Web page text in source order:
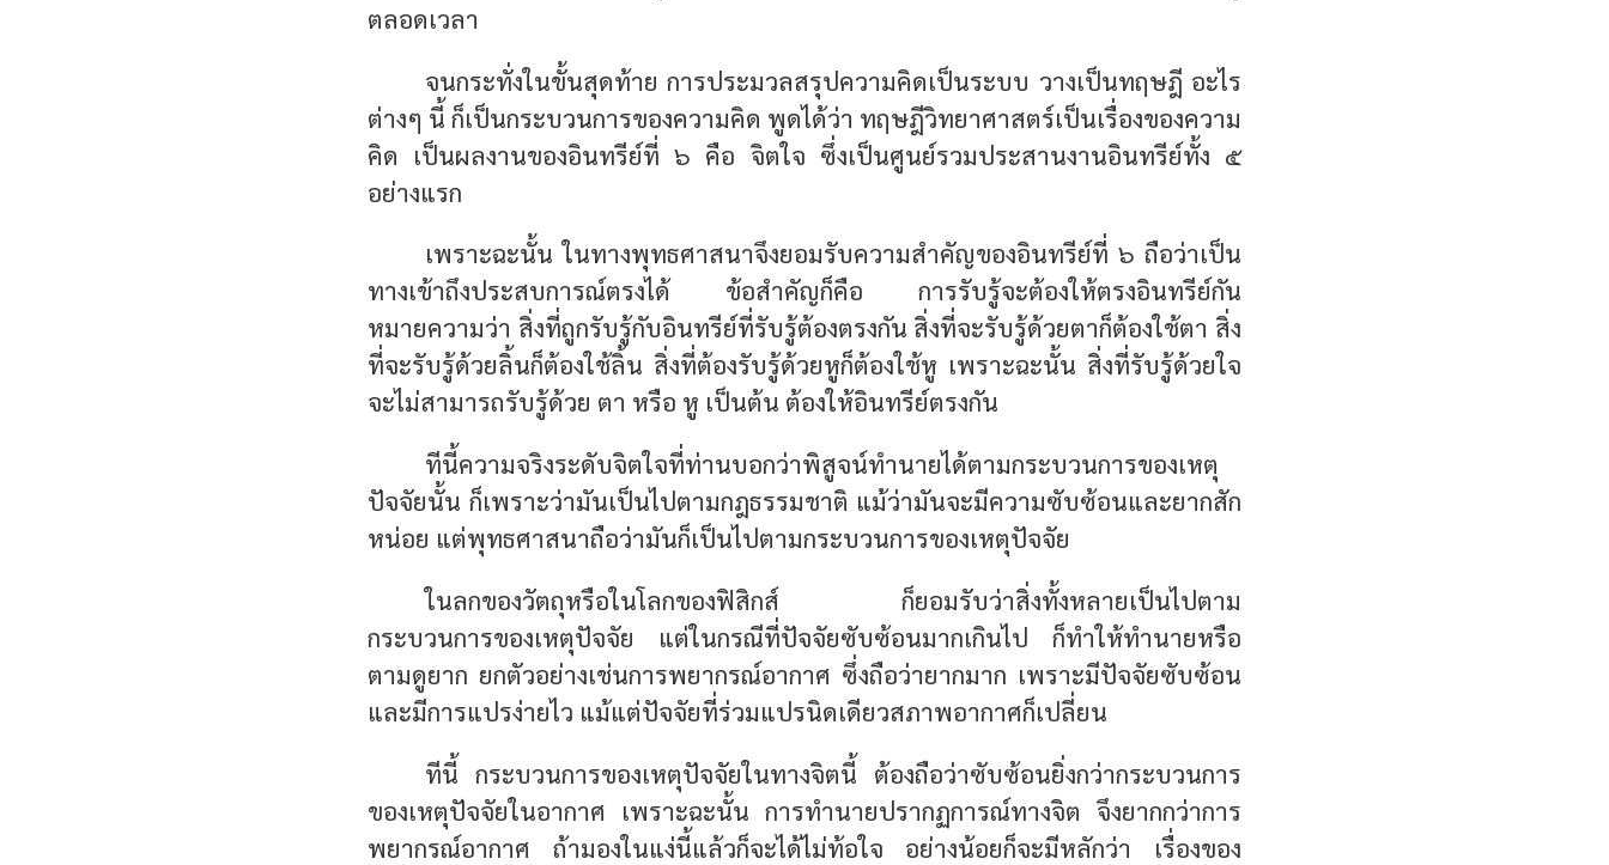
ตลอดเวลา
จนกระทั่งในขั้นสุดท้าย การประมวลสรุปความคิดเป็นระบบ วางเป็นทฤษฎี อะไร
ต่างๆ นี้ ก็เป็นกระบวนการของความคิด พูดได้ว่า ทฤษฎีวิทยาศาสตร์เป็นเรื่องของความ
คิด เป็นผลงานของอินทรีย์ที่ ๖ คือ จิตใจ ซึ่งเป็นศูนย์รวมประสานงานอินทรีย์ทั้ง ๕
อย่างแรก
เพราะฉะนั้น ในทางพุทธศาสนาจึงยอมรับความสำคัญของอินทรีย์ที่ ๖ ถือว่าเป็น
ทางเข้าถึงประสบการณ์ตรงได้ ข้อสำคัญก็คือ การรับรู้จะต้องให้ตรงอินทรีย์กัน
หมายความว่า สิ่งที่ถูกรับรู้กับอินทรีย์ที่รับรู้ต้องตรงกัน สิ่งที่จะรับรู้ด้วยตาก็ต้องใช้ตา สิ่ง
ที่จะรับรู้ด้วยลิ้นก็ต้องใช้ลิ้น สิ่งที่ต้องรับรู้ด้วยหูก็ต้องใช้หู เพราะฉะนั้น สิ่งที่รับรู้ด้วยใจ
จะไม่สามารถรับ⁠รู้ด้วย ตา หรือ หู เป็นต้น ต้องให้อินทรีย์ตรงกัน
ทีนี้ความจริงระดับจิตใจที่ท่านบอกว่าพิสูจน์ทำนายได้ตามกระ­บวนการของเหตุ
ปัจจัยนั้น ก็เพราะว่ามันเป็นไปตามกฎธรรมชาติ แม้ว่ามันจะมีความซับซ้อนและยากสัก
หน่อย แต่พุทธศาสนาถือว่ามันก็เป็นไปตามกระบวนการของเหตุปัจจัย
ในลกของวัตถุหรือในโลกของฟิสิกส์ ก็ยอมรับว่าสิ่งทั้งหลายเป็นไปตาม
กระบวนการของเหตุปัจจัย แต่ในกรณีที่ปัจจัยซับซ้อนมากเกินไป ก็ทำให้ทำนายหรือ
ตามดูยาก ยกตัวอย่างเช่นการพยากรณ์อากาศ ซึ่งถือว่ายากมาก เพราะมีปัจจัยซับซ้อน
และมีการแปรง่ายไว แม้แต่ปัจจัยที่ร่วมแปรนิดเดียวสภาพอากาศก็เปลี่ยน
ทีนี้ กระบวนการของเหตุปัจจัยในทางจิตนี้ ต้องถือว่าซับซ้อนยิ่งกว่ากระบวนการ
ของเหตุปัจจัยในอากาศ เพราะฉะนั้น การทำนายปรากฏการณ์ทางจิต จึงยากกว่าการ
พยากรณ์อากาศ ถ้ามองในแง่นี้แล้วก็จะได้ไม่ท้อใจ อย่างน้อยก็จะมีหลักว่า เรื่องของ